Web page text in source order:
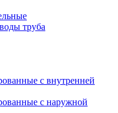
труба
с внутренней
с наружной